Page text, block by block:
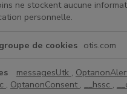
ne stockent aucune
personnelle.
otis.com
messagesUtk ,
, OptanonConsent , __hssc ,